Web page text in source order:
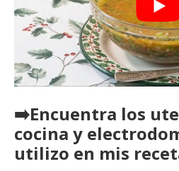
➡️Encuentra los
cocina y
utilizo en mis